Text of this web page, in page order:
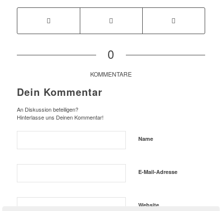
0
KOMMENTARE
Dein Kommentar
An Diskussion beteiligen?
Hinterlasse uns Deinen Kommentar!
Name
E-Mail-Adresse
Website